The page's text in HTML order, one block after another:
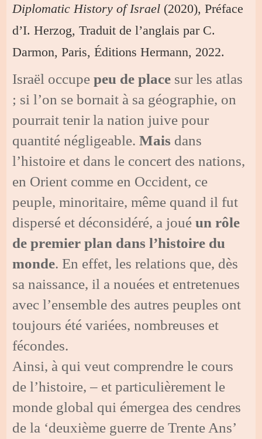
Diplomatic History of Israel (2020), Préface
d’I. Herzog, Traduit de l’anglais par C.
Darmon, Paris, Éditions Hermann, 2022.
Israël occupepeu de place sur les atlas
; si l’on se bornait à sa géographie, on
pourrait tenir la nation juive pour
quantité négligeable.Mais dans
l’histoire et dans le concert des nations,
en Orient comme en Occident, ce
peuple, minoritaire, même quand il fut
dispersé et déconsidéré, a jouéun rôle
de premier plan dans l’histoire du
monde. En effet, les relations que, dès
sa naissance, il a nouées et entretenues
avec l’ensemble des autres peuples ont
toujours été variées, nombreuses et
fécondes.
Ainsi, à qui veut comprendre le cours
de l’histoire, – et particulièrement le
monde global qui émergea des cendres
de la ‘deuxième guerre de Trente Ans’